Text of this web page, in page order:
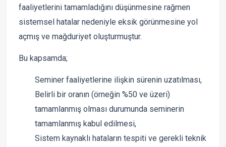
faaliyetlerini tamamladığını düşünmesine rağmen
sistemsel hatalar nedeniyle eksik görünmesine yol
açmış ve mağduriyet oluşturmuştur.
Bu kapsamda;
Seminer faaliyetlerine ilişkin sürenin uzatılması,
Belirli bir oranın (örneğin %50 ve üzeri)
tamamlanmış olması durumunda seminerin
tamamlanmış kabul edilmesi,
Sistem kaynaklı hataların tespiti ve gerekli teknik